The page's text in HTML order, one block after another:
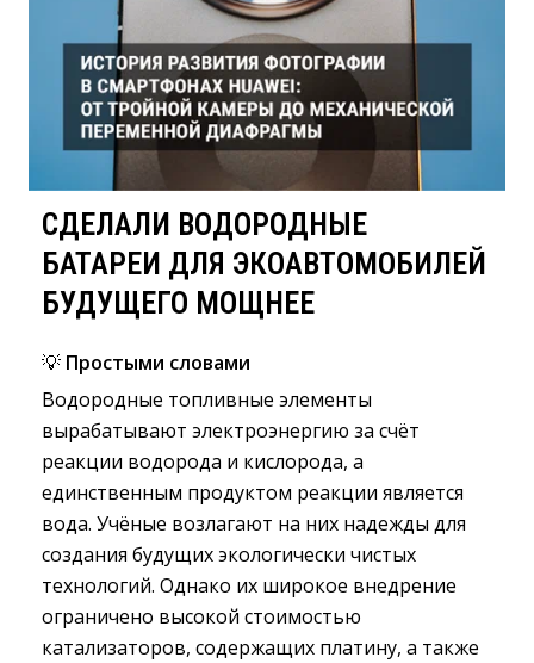
СДЕЛАЛИ ВОДОРОДНЫЕ
БАТАРЕИ ДЛЯ ЭКОАВТОМОБИЛЕЙ
БУДУЩЕГО МОЩНЕЕ
💡 Простыми словами
Водородные топливные элементы
вырабатывают электроэнергию за счёт
реакции водорода и кислорода, а
единственным продуктом реакции является
вода. Учёные возлагают на них надежды для
создания будущих экологически чистых
технологий. Однако их широкое внедрение
ограничено высокой стоимостью
катализаторов, содержащих платину, а также